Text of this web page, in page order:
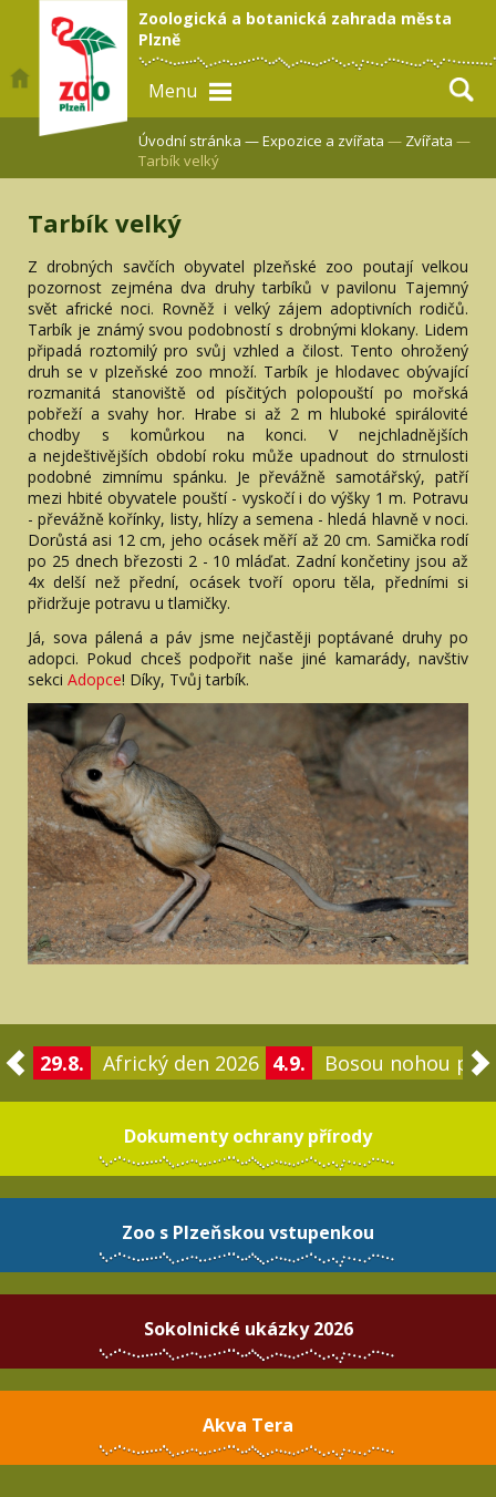
Zoologická a botanická zahrada města
Plzně
Menu
Úvodní stránka —Expozice a zvířata — Zvířata —
Tarbík velký
Tarbík velký
Z drobných savčích obyvatel plzeňské zoo poutají velkou
pozornost zejména dva druhy tarbíků v pavilonu Tajemný
svět africké noci. Rovněž i velký zájem adoptivních rodičů.
Tarbík je známý svou podobností s drobnými klokany. Lidem
připadá roztomilý pro svůj vzhled a čilost. Tento ohrožený
druh se v plzeňské zoo množí. Tarbík je hlodavec obývající
rozmanitá stanoviště od písčitých polopouští po mořská
pobřeží a svahy hor. Hrabe si až 2 m hluboké spirálovité
chodby s komůrkou na konci. V nejchladnějších
a nejdeštivějších období roku může upadnout do strnulosti
podobné zimnímu spánku. Je převážně samotářský, patří
mezi hbité obyvatele pouští - vyskočí i do výšky 1 m. Potravu
- převážně kořínky, listy, hlízy a semena - hledá hlavně v noci.
Dorůstá asi 12 cm, jeho ocásek měří až 20 cm. Samička rodí
po 25 dnech březosti 2 - 10 mláďat. Zadní končetiny jsou až
4x delší než přední, ocásek tvoří oporu těla, předními si
přidržuje potravu u tlamičky.
Já, sova pálená a páv jsme nejčastěji poptávané druhy po
adopci. Pokud chceš podpořit naše jiné kamarády, navštiv
sekci Adopce! Díky, Tvůj tarbík.
29.8. Africký den 2026 4.9. Bosou nohou po
Dokumenty ochrany přírody
Zoo s Plzeňskou vstupenkou
Sokolnické ukázky 2026
Akva Tera